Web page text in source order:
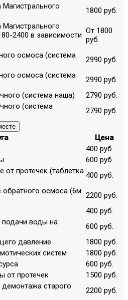
1800 руб.
2400 в зависимости От 1800
руб.
осмоса (система
2990 руб.
осмоса (система
2990 руб.
(система наша)
2790 руб.
(система
2790 руб.
Цена
400 руб.
600 руб.
от протечек (таблетка 400 руб.
обратного осмоса (6м 2200 руб.
400 руб.
подачи воды на
600 руб.
давление
1800 руб.
систем
1800 руб.
600 руб.
от протечек
1500 руб.
демонтажа старого
2200 руб.